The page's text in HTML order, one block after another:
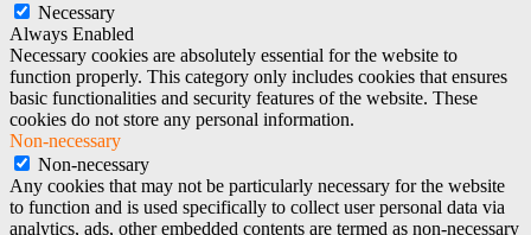
Necessary
Always Enabled
Necessary cookies are absolutely essential for the website to
function properly. This category only includes cookies that ensures
basic functionalities and security features of the website. These
cookies do not store any personal information.
Non-necessary
Non-necessary
Any cookies that may not be particularly necessary for the website
to function and is used specifically to collect user personal data via
analytics, ads, other embedded contents are termed as non-necessary